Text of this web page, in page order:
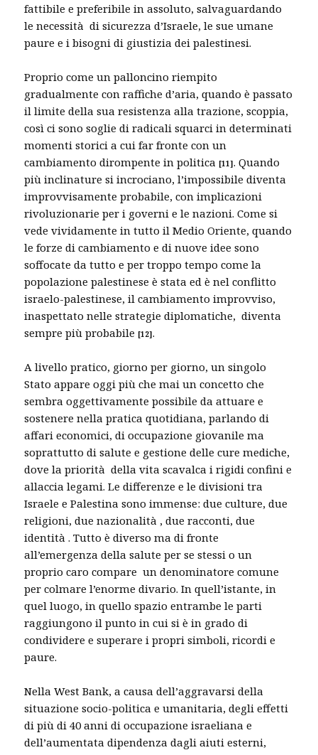
fattibile e preferibile in assoluto, salvaguardando
le necessità di sicurezza d’Israele, le sue umane
paure e i bisogni di giustizia dei palestinesi.
Proprio come un palloncino riempito
gradualmente con raffiche d’aria, quando è passato
il limite della sua resistenza alla trazione, scoppia,
così ci sono soglie di radicali squarci in determinati
momenti storici a cui far fronte con un
cambiamento dirompente in politica [11]. Quando
più inclinature si incrociano, l’impossibile diventa
improvvisamente probabile, con implicazioni
rivoluzionarie per i governi e le nazioni. Come si
vede vividamente in tutto il Medio Oriente, quando
le forze di cambiamento e di nuove idee sono
soffocate da tutto e per troppo tempo come la
popolazione palestinese è stata ed è nel conflitto
israelo-palestinese, il cambiamento improvviso,
inaspettato nelle strategie diplomatiche, diventa
sempre più probabile [12].
A livello pratico, giorno per giorno, un singolo
Stato appare oggi più che mai un concetto che
sembra oggettivamente possibile da attuare e
sostenere nella pratica quotidiana, parlando di
affari economici, di occupazione giovanile ma
soprattutto di salute e gestione delle cure mediche,
dove la priorità della vita scavalca i rigidi confini e
allaccia legami. Le differenze e le divisioni tra
Israele e Palestina sono immense: due culture, due
religioni, due nazionalità , due racconti, due
identità . Tutto è diverso ma di fronte
all’emergenza della salute per se stessi o un
proprio caro compare un denominatore comune
per colmare l’enorme divario. In quell’istante, in
quel luogo, in quello spazio entrambe le parti
raggiungono il punto in cui si è in grado di
condividere e superare i propri simboli, ricordi e
paure.
Nella West Bank, a causa dell’aggravarsi della
situazione socio-politica e umanitaria, degli effetti
di più di 40 anni di occupazione israeliana e
dell’aumentata dipendenza dagli aiuti esterni,